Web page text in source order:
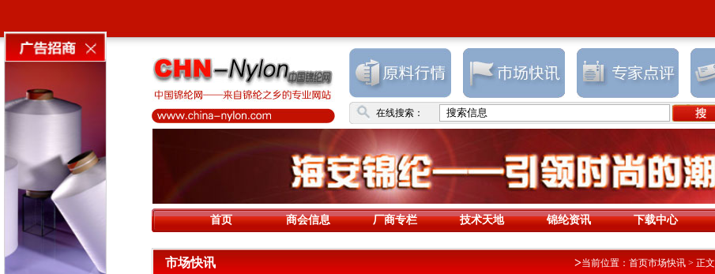
在线搜索：
首页 商会信息 厂商专栏 技术天地 锦纶资讯 下载中心
市场快讯 当前位置： 首页
> 市场快讯 > 正文